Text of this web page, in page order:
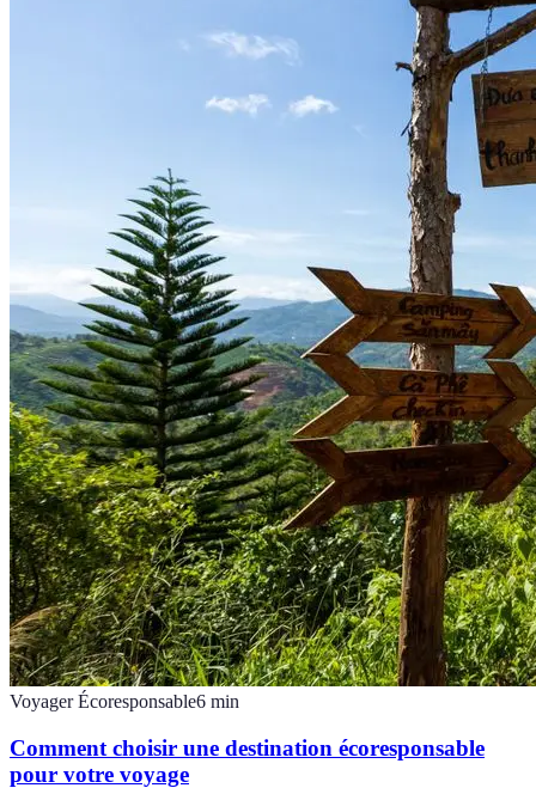
Voyager Écoresponsable6 min
Comment choisir une destination écoresponsable
pour votre voyage